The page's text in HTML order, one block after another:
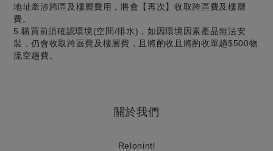
地址牽涉跨區及樓層費用，將會【再次】收取跨區費及樓層
費。
5.購買前須確認環境(空間/排水)，如因環境因素產品無法安
裝，仍會收取跨區費及樓層費，且將酌收且將酌收單趟$500物
流空趟費。
關於我們
Relonintl